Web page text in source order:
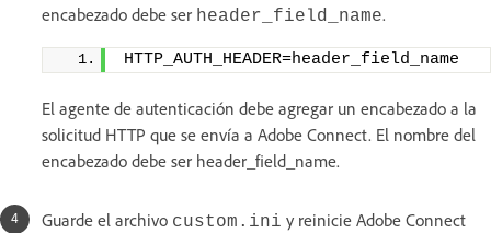
encabezado debe ser header_field_name.
HTTP_AUTH_HEADER=header_field_name
El agente de autenticación debe agregar un encabezado a la
solicitud HTTP que se envía a Adobe Connect. El nombre del
encabezado debe ser header_field_name.
Guarde el archivo custom.ini y reinicie Adobe Connect